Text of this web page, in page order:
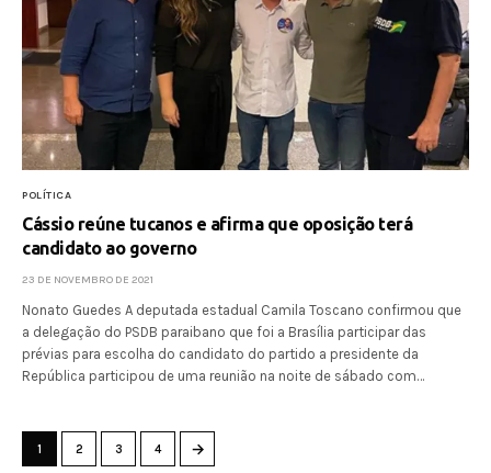
POLÍTICA
Cássio reúne tucanos e afirma que oposição terá
candidato ao governo
23 DE NOVEMBRO DE 2021
Nonato Guedes A deputada estadual Camila Toscano confirmou que
a delegação do PSDB paraibano que foi a Brasília participar das
prévias para escolha do candidato do partido a presidente da
República participou de uma reunião na noite de sábado com…
1 2 3 4 →